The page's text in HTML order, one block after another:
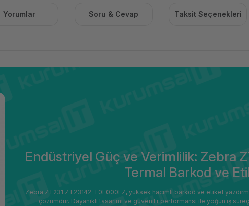
Yorumlar Soru & Cevap Taksit Seçenekleri
Endüstriyel Güç ve Verimlilik: Zebra
Termal Barkod ve
Zebra ZT231 ZT23142-T0E000FZ, yüksek hacimli barkod ve etiket
çözümdür. Dayanıklı tasarımı ve güvenilir performansı ile yoğun iş